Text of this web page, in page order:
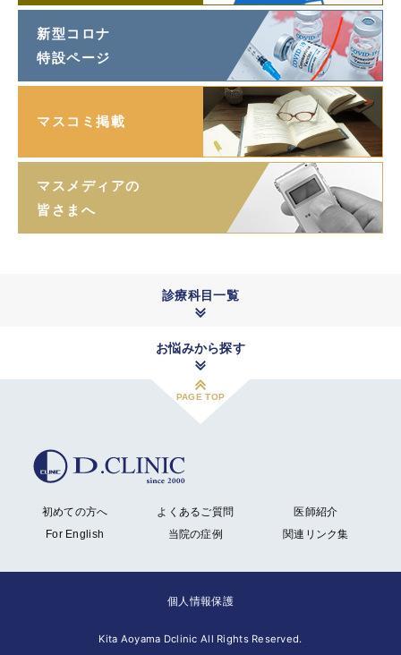
新型コロナ
特設ページ
マスコミ掲載
マスメディアの
皆さまへ
診療科目一覧
お悩みから探す
PAGE TOP
初めての方へ よくあるご質問
医師紹介
For English
当院の症例 関連リンク集
個人情報保護
Kita Aoyama Dclinic All Rights Reserved.